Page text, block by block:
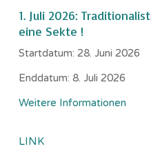
1. Juli 2026:
eine Sekte !
Startdatum: 28. Juni 2026
Enddatum: 8. Juli 2026
Weitere Informationen
LINK